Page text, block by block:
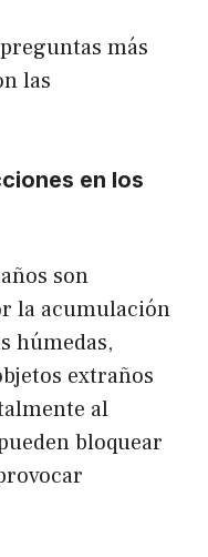
más
las
en los
son
la acumulación
húmedas,
extraños
al
bloquear